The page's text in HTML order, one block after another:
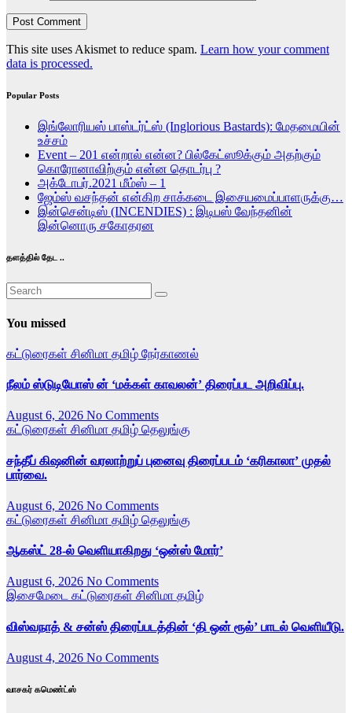
This site uses Akismet to reduce spam. Learn how your comment
data is processed.
Popular Posts
இங்லோரியஸ் பாஸ்டர்ட்ஸ் (Inglorious Bastards): மேதமையின்
உச்சம்
Event – 201 என்றால் என்ன? பில்கேட்ஸூக்கும் அதற்கும்
கொரோனாவிற்கும் என்ன தொடர்பு ?
அக்டோபர்.2021 மீம்ஸ் – 1
ஜேம்ஸ் வசந்தன் என்கிற சாக்கடை இசையமைப்பாளருக்கு…
இன்சென்டிஸ் (INCENDIES) : இடிபஸ் வேந்தனின்
இன்னொரு சகோதரன
தளத்தில் தேட ..
You missed
கட்டுரைகள் சினிமா தமிழ் நேர்காணல்
நீலம் ஸ்டுடியோஸ் ன் ‘மக்கள் காவலன்’ திரைப்பட அறிவிப்பு.
August 6, 2026 No Comments
கட்டுரைகள் சினிமா தமிழ் தெலுங்கு
சந்தீப் கிஷனின் வரலாற்றுப் புனைவு திரைப்படம் ‘கரிகாலா’ முதல்
பார்வை.
August 6, 2026 No Comments
கட்டுரைகள் சினிமா தமிழ் தெலுங்கு
ஆகஸ்ட் 28-ல் வெளியாகிறது ‘ஒன்ஸ் மோர்’
August 6, 2026 No Comments
இசைமேடை கட்டுரைகள் சினிமா தமிழ்
விஸ்வநாத் & சன்ஸ் திரைப்படத்தின் ‘தி ஒன் ரூல்’ பாடல் வெளியீடு.
August 4, 2026 No Comments
வாசகர் கமெண்ட்ஸ்